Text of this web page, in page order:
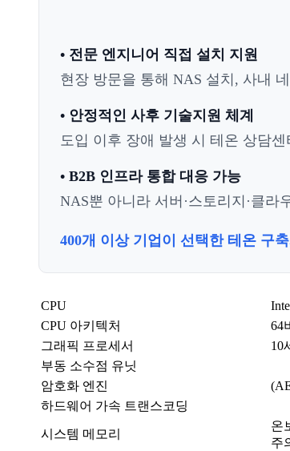
• 전문 엔지니어 직접 설치 지원
현장 방문을 통해 NAS 설치, 사내
• 안정적인 사후 기술지원 체계
도입 이후 장애 발생 시 테온 상담
• B2B 인프라 통합 대응 가능
NAS뿐 아니라 서버·스토리지·클
400개 이상 기업이 선택한 테온 구
CPU
CPU 아키텍처
64
그래픽 프로세서
10
부동 소수점 유닛
암호화 엔진
하드웨어 가속 트랜스코딩
시스템 메모리
온
주